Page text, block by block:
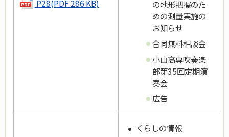
P28(PDF 286 KB)
の地形把握のた
めの測量実施の
お知らせ
合同無料相談会
小山高専吹奏楽
部第35回定期演
奏会
広告
くらしの情報